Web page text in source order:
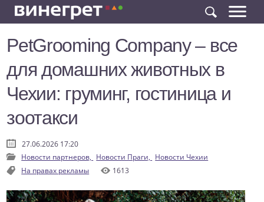
PetGrooming Company – все
для домашних животных в
Чехии: груминг, гостиница и
зоотакси
27.06.2026 17:20
Новости партнеров, Новости Праги, Новости Чехии
На правах рекламы
1613